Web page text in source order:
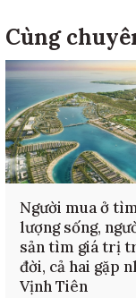
Cùng
Người mua ở
lượng sống,
sản tìm giá trị
đời, cả hai gặp
Vịnh Tiên